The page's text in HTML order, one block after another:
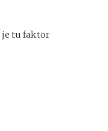
je tu faktor